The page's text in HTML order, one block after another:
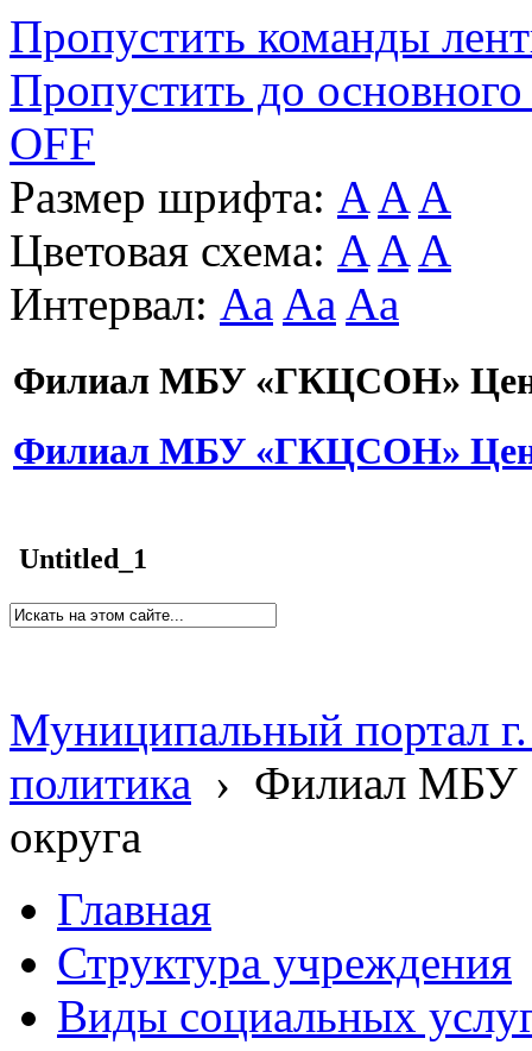
Пропустить команды
Пропустить до основного
OFF
Размер шрифта: A A A
Цветовая схема: A A A
Интервал: Aa Aa Aa
Филиал МБУ «ГКЦСОН»
Филиал МБУ «ГКЦСОН»
Untitled_1
Муниципальный портал
политика › Филиал МБУ
округа
Главная
Структура учреждения
Виды социальных